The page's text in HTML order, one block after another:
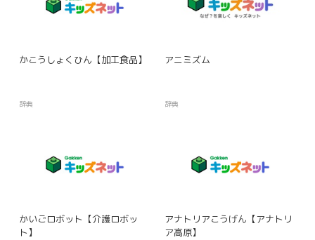
かこうしょくひん【加工食品】
辞典
アニミズム
辞典
かいごロボット【介護ロボッ
ト】
アナトリアこうげん【アナトリ
ア高原】